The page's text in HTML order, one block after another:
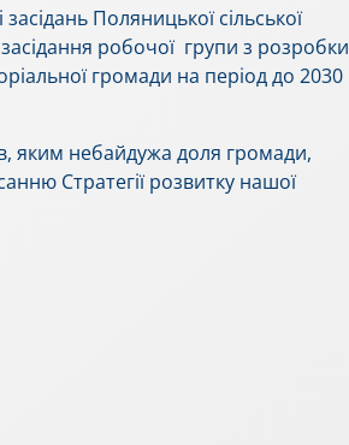
Поляницької сільської
робочої групи з розробки
громади на період до 2030
яким небайдужа доля громади,
Стратегії розвитку нашої